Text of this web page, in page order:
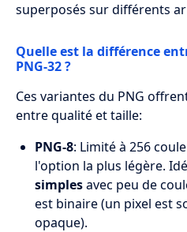
superposés sur différents
Quelle est la différence
PNG-32 ?
Ces variantes du PNG
entre qualité et taille:
PNG-8: Limité à 256
l'option la plus légère.
simplesavec peu de
est binaire (un pixel est
opaque).